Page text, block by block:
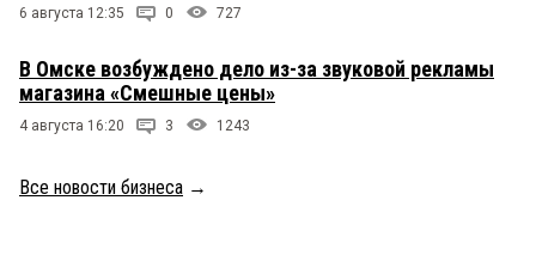
6 августа 12:35 0 727
В Омске возбуждено дело из-за звуковой рекламы
магазина «Смешные цены»
4 августа 16:20 3 1243
Все новости бизнеса →